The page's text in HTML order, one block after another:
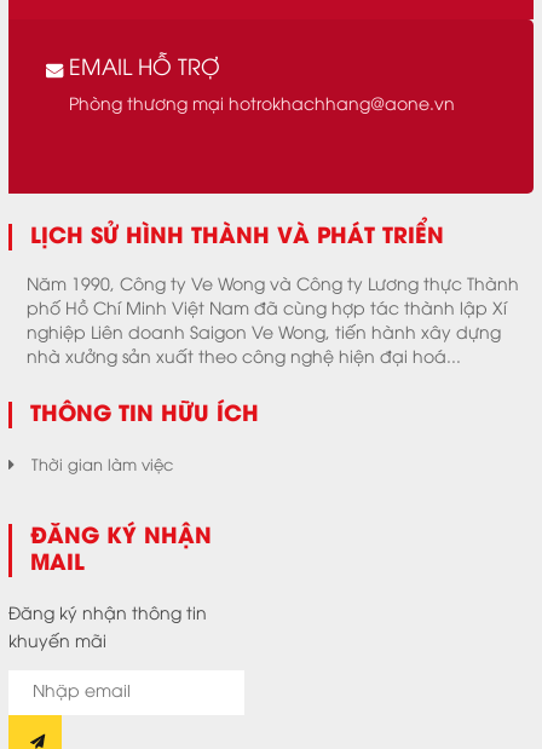
EMAIL HỖ TRỢ
Phòng thương mại hotrokhachhang@aone.vn
LỊCH SỬ HÌNH THÀNH VÀ PHÁT TRIỂN
Năm 1990, Công ty Ve Wong và Công ty Lương thực Thành
phố Hồ Chí Minh Việt Nam đã cùng hợp tác thành lập Xí
nghiệp Liên doanh Saigon Ve Wong, tiến hành xây dựng
nhà xưởng sản xuất theo công nghệ hiện đại hoá...
THÔNG TIN HỮU ÍCH
Thời gian làm việc
ĐĂNG KÝ NHẬN
MAIL
Đăng ký nhận thông tin
khuyến mãi